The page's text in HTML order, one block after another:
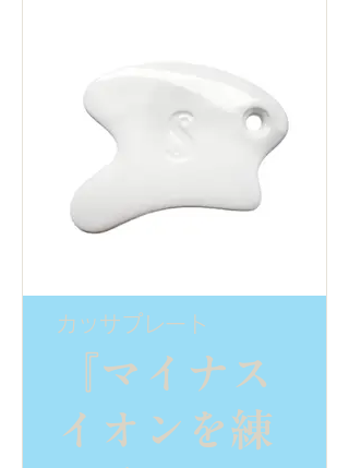
だを芯から
温める働き
があり、長
時間の立ち
仕事や足を
酷使する方
■ほっこり
おなか
■下半身太
■運動する
時間がない
■足を組ん
カッサプレート
『マイナス
イオンを練